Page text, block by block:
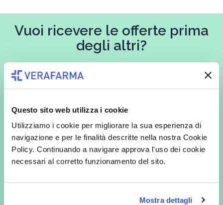
Questo sito web utilizza i cookie
Utilizziamo i cookie per migliorare la sua esperienza di
navigazione e per le finalità descritte nella nostra Cookie
Policy. Continuando a navigare approva l'uso dei cookie
necessari al corretto funzionamento del sito.
Mostra dettagli
Vuoi ricevere le offerte prima
degli altri?
Iscriviti alla newsletter
redatta ai sensi del Regolamento EU 2016/679, acconsento
espressamente al trattamento dei miei dati personali per finalità
commerciali da parte di Verafarma, tra cui invio di comunicazioni
marketing (con modalità telematiche - quali ad es. newsletter ed e-mail
con inviti e comunicazioni commerciali - e modalità tradizionali, quali ad